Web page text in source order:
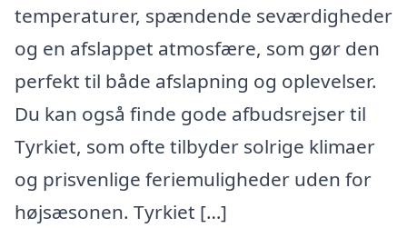
temperaturer, spændende seværdigheder
og en afslappet atmosfære, som gør den
perfekt til både afslapning og oplevelser.
Du kan også finde gode afbudsrejser til
Tyrkiet, som ofte tilbyder solrige klimaer
og prisvenlige feriemuligheder uden for
højsæsonen. Tyrkiet […]